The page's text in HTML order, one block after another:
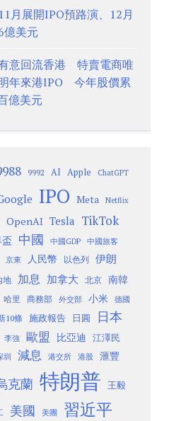
月展開IPO預路演、12月
美元
意回流香港 特賣電商唯
年來港IPO 今年股價累
億美元
9992 AI Apple ChatGPT
IPO Meta Netflix
OpenAI Tesla TikTok
中國 中國GDP 中國旅客
京東 人民幣 以色列 伊朗
地 加息 加拿大 北京
南韓
哈里 商務部 外交部 小米 德國
10條 施政報告 日圓 日本
李強 歐盟 比亞迪 江澤民
圳 減息 港交所 港股 滙豐
克蘭 特朗普 王毅
美國 美團 習近平